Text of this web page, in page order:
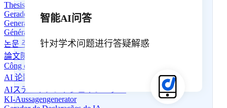
Thesis Statement Generator
Gerador de Tese
Generador de Declaraciones de Tesis
Générateur d'énoncé de thèse
논문 주제 생성기
論文陳述生成器
Công cụ Tạo Bản Tuyên Bố Luận Văn
AI 论断生成器
AIステートメントジェネレーター
KI-Aussagengenerator
智能AI问答
针对学术问题进行答疑解惑